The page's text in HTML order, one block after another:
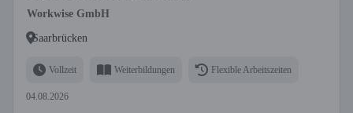
Workwise GmbH
Saarbrücken
Vollzeit Weiterbildungen Flexible Arbeitszeiten
04.08.2026